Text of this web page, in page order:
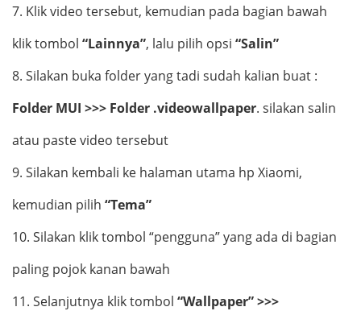
7. Klik video tersebut, kemudian pada bagian bawah
klik tombol “Lainnya”, lalu pilih opsi “Salin”
8. Silakan buka folder yang tadi sudah kalian buat :
Folder MUI >>> Folder .videowallpaper. silakan salin
atau paste video tersebut
9. Silakan kembali ke halaman utama hp Xiaomi,
kemudian pilih “Tema”
10. Silakan klik tombol “pengguna” yang ada di bagian
paling pojok kanan bawah
11. Selanjutnya klik tombol “Wallpaper” >>>